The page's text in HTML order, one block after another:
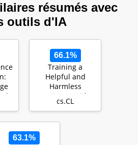
résumés avec
outils d'IA
66.1%
Training a
Helpful and
Harmless
Assistant with
Reinforcement
Hu…
cs.CL
63.1%